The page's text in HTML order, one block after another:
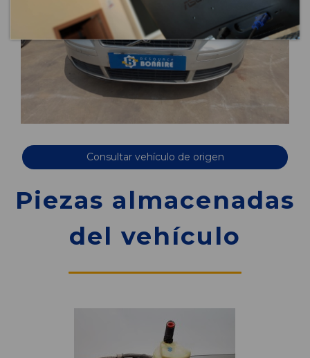
Consultar vehículo de origen
Piezas almacenadas
del vehículo